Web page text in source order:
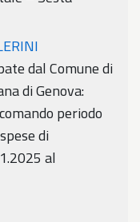
dal Comune di
di Genova:
periodo
di
al